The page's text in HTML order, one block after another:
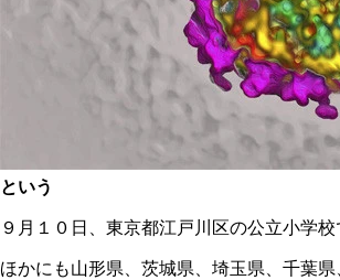
という
９月１０日、東京都江戸川区の公立小学
ほかにも山形県、茨城県、埼玉県、千葉